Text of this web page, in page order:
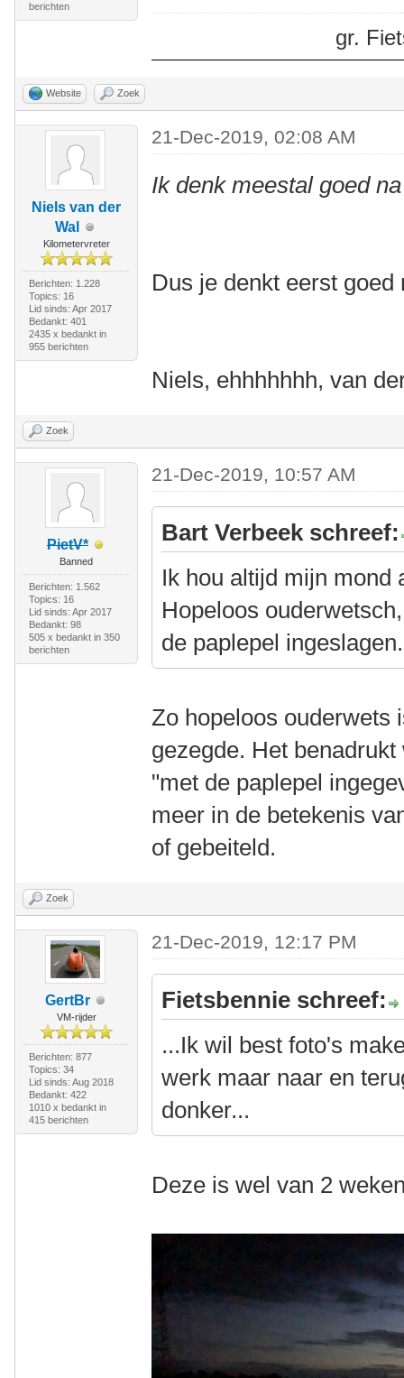
berichten
gr.
Website Zoek
Niels van der
Wal
Kilometervreter
Berichten: 1.228
Topics: 16
Lid sinds: Apr 2017
Bedankt: 401
2435 x bedankt in
955 berichten
21-Dec-2019, 02:08 AM
Ik denk meestal goed
Dus je denkt eerst
Niels, ehhhhhhh, van
Zoek
PietV*
Banned
Berichten: 1.562
Topics: 16
Lid sinds: Apr 2017
Bedankt: 98
505 x bedankt in 350
berichten
21-Dec-2019, 10:57 AM
Bart Verbeek schreef:
Ik hou altijd mijn mond
Hopeloos
de paplepel ingeslagen.
Zo hopeloos ouderwets
gezegde. Het
"met de paplepel
meer in de betekenis
of gebeiteld.
Zoek
GertBr
VM-rijder
Berichten: 877
Topics: 34
Lid sinds: Aug 2018
Bedankt: 422
1010 x bedankt in
415 berichten
21-Dec-2019, 12:17 PM
Fietsbennie schreef:
...Ik wil best foto's
werk maar naar en
donker...
Deze is wel van 2